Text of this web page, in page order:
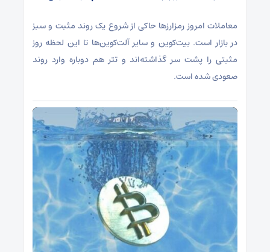
معاملات امروز رمزارز‌ها حاکی از شروع یک روند مثبت و سبز
در بازار است. بیت‌کوین و سایر آلت‌کوین‌ها تا این لحظه روز
مثبتی را پشت سر گذاشته‌اند و تتر هم دوباره وارد روند
صعودی شده است.